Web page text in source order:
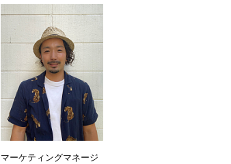
マーケティングマネージ